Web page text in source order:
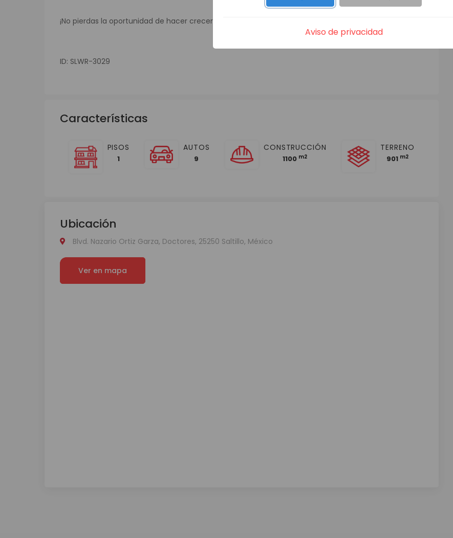
¡No pierdas la oportunidad de hacer crecer tu negocio en este excelente espacio!
ID: SLWR-3029
Características
PISOS
1
AUTOS
9
CONSTRUCCIÓN
1100 m2
TERRENO
901 m2
Ubicación
Blvd. Nazario Ortiz Garza, Doctores, 25250 Saltillo, México
Ver en mapa
Aviso de privacidad